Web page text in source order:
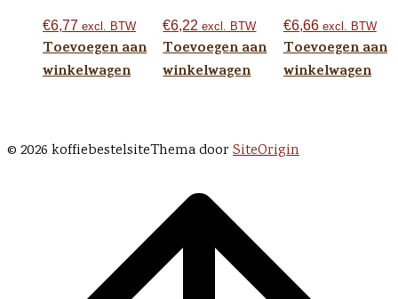
€6,77 excl. BTW
Toevoegen aan
winkelwagen
€6,22 excl. BTW
Toevoegen aan
winkelwagen
€6,66 excl. BTW
Toevoegen aan
winkelwagen
© 2026 koffiebestelsiteThema door SiteOrigin